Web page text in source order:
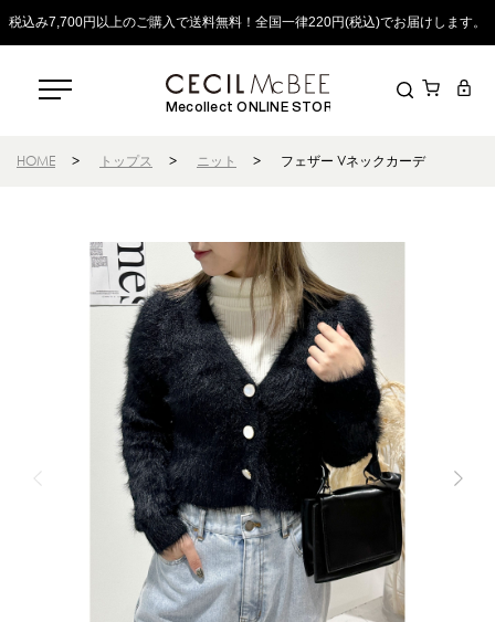
税込み7,700円以上のご購入で送料無料！全国一律220円(税込)でお届けします。
Mecollect ONLINE STORE
HOME > トップス > ニット > フェザー Vネックカーデ